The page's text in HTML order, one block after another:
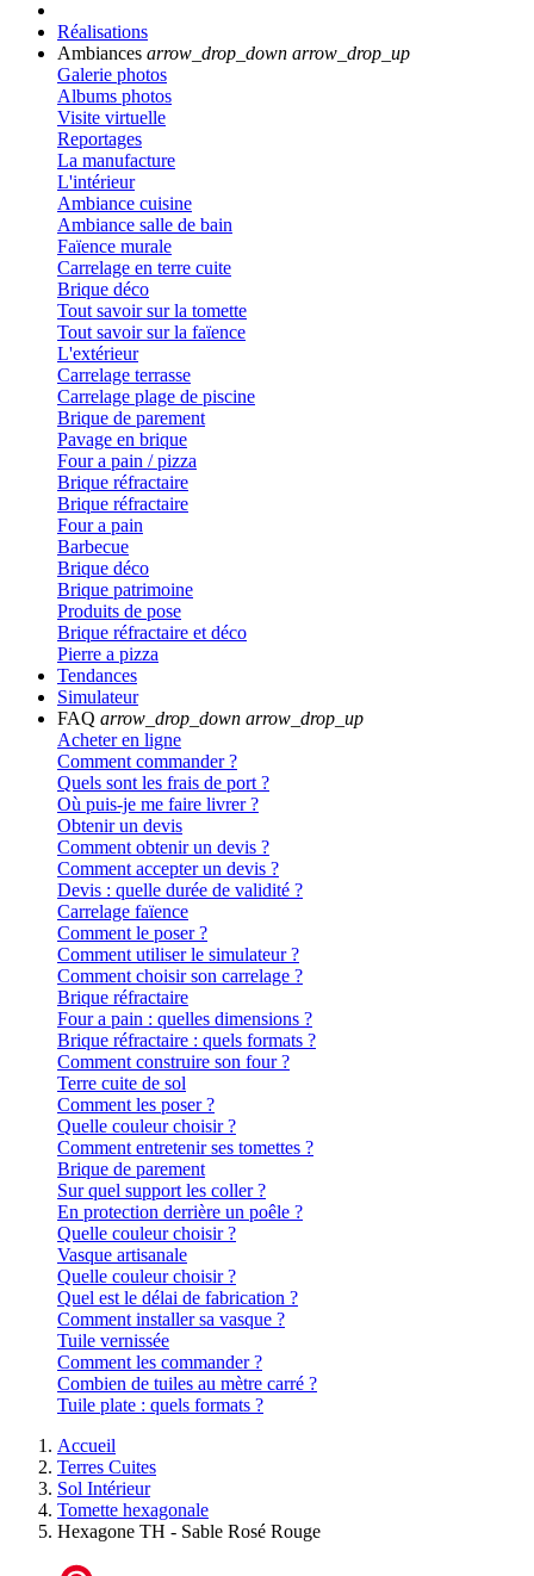
Réalisations
Ambiances arrow_drop_down arrow_drop_up
Galerie photos
Albums photos
Visite virtuelle
Reportages
La manufacture
L'intérieur
Ambiance cuisine
Ambiance salle de bain
Faïence murale
Carrelage en terre cuite
Brique déco
Tout savoir sur la tomette
Tout savoir sur la faïence
L'extérieur
Carrelage terrasse
Carrelage plage de piscine
Brique de parement
Pavage en brique
Four a pain / pizza
Brique réfractaire
Brique réfractaire
Four a pain
Barbecue
Brique déco
Brique patrimoine
Produits de pose
Brique réfractaire et déco
Pierre a pizza
Tendances
Simulateur
FAQ arrow_drop_down arrow_drop_up
Acheter en ligne
Comment commander ?
Quels sont les frais de port ?
Où puis-je me faire livrer ?
Obtenir un devis
Comment obtenir un devis ?
Comment accepter un devis ?
Devis : quelle durée de validité ?
Carrelage faïence
Comment le poser ?
Comment utiliser le simulateur ?
Comment choisir son carrelage ?
Brique réfractaire
Four a pain : quelles dimensions ?
Brique réfractaire : quels formats ?
Comment construire son four ?
Terre cuite de sol
Comment les poser ?
Quelle couleur choisir ?
Comment entretenir ses tomettes ?
Brique de parement
Sur quel support les coller ?
En protection derrière un poêle ?
Quelle couleur choisir ?
Vasque artisanale
Quelle couleur choisir ?
Quel est le délai de fabrication ?
Comment installer sa vasque ?
Tuile vernissée
Comment les commander ?
Combien de tuiles au mètre carré ?
Tuile plate : quels formats ?
Accueil
Terres Cuites
Sol Intérieur
Tomette hexagonale
Hexagone TH - Sable Rosé Rouge